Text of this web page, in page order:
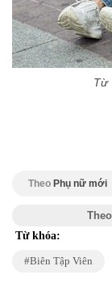
Từ
Theo Phụ nữ mới
Từ khóa:
Biên Tập Viên